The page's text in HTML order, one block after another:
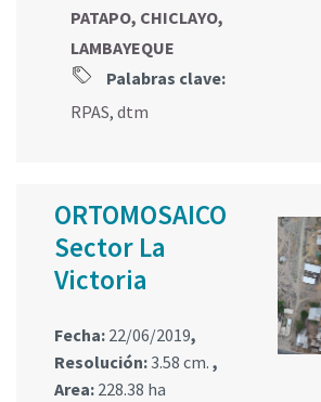
PATAPO, CHICLAYO,
LAMBAYEQUE
Palabras clave:
RPAS, dtm
ORTOMOSAICO
Sector La
Victoria
Fecha: 22/06/2019,
Resolución:3.58 cm. ,
Area: 228.38 ha